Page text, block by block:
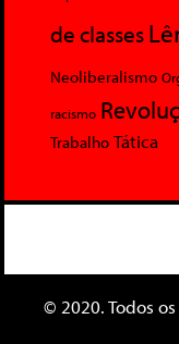
de classes
Neoliberalismo
racismo
Trabalho Tática
© 2020. Todos